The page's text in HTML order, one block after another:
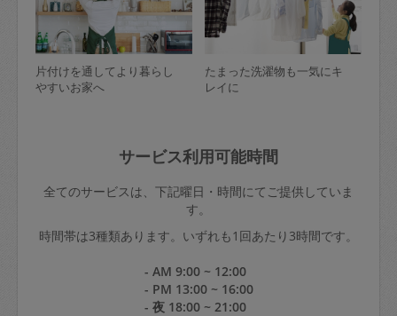
片付けを通してより暮らし
やすいお家へ
たまった洗濯物も一気にキ
レイに
サービス利用可能時間
全てのサービスは、下記曜日・時間にてご提供していま
す。
時間帯は3種類あります。いずれも1回あたり3時間です。
- AM 9:00 ~ 12:00
- PM 13:00 ~ 16:00
- 夜 18:00 ~ 21:00